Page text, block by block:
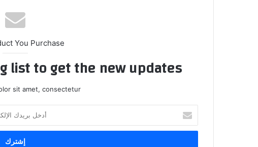
You Purchase
list to get the new updates!
sit amet, consectetur.
بريدك
الإلكتروني